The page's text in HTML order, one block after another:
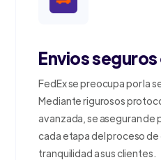
Envios seguros
FedEx se preocupa por la
Mediante rigurosos
avanzada, se aseguran
cada etapa del proceso
tranquilidad a sus clientes.